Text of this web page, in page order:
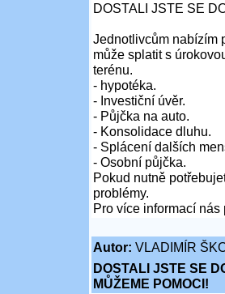
DOSTALI JSTE SE
Jednotlivcům nabízím
může splatit s
terénu.
- hypotéka.
- Investiční úvěr.
- Půjčka na auto.
- Konsolidace dluhu.
- Splácení dalších
- Osobní půjčka.
Pokud nutně
problémy.
Pro více informací nás
Autor: VLADIMÍR
DOSTALI JSTE SE
MŮŽEME POMOCI!